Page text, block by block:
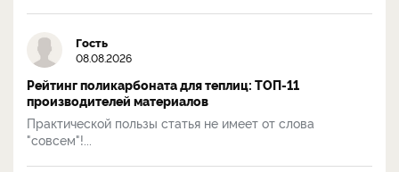
Гость
08.08.2026
Рейтинг поликарбоната для теплиц: ТОП-11
производителей материалов
Практической пользы статья не имеет от слова
"совсем"!...